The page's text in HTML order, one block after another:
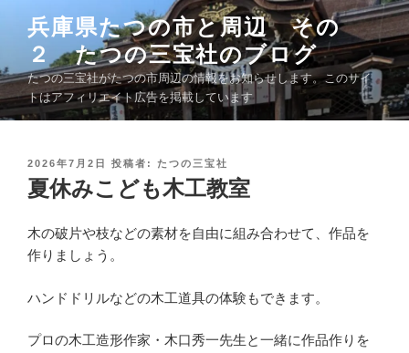
ン
ツ
へ
兵庫県たつの市と周辺 その
２ たつの三宝社のブログ
たつの三宝社がたつの市周辺の情報をお知らせします。このサイ
トはアフィリエイト広告を掲載しています
投
稿
日
2026年7月2日 投稿者: たつの三宝社
夏休みこども木工教室
木の破片や枝などの素材を自由に組み合わせて、作品を
作りましょう。
ハンドドリルなどの木工道具の体験もできます。
プロの木工造形作家・木口秀一先生と一緒に作品作りを